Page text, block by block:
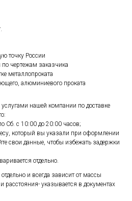
точку России
чертежам заказчика
металлопроката
алюминиевого проката
нашей компании по доставке
Сб. с 10:00 до 20:00 часов;
который вы указали при оформлении
свои данные, чтобы избежать задержки
отдельно.
и всегда зависит от массы
расстояния- указывается в документах